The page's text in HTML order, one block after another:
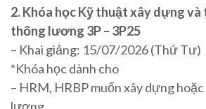
2. Khóa học Kỹ thuật xây dựng và
thống lương 3P – 3P25
– Khai giảng: 15/07/2026 (Thứ Tư)
*Khóa học dành cho
– HRM, HRBP muốn xây dựng